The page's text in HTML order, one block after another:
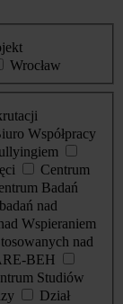
Wrocław
Współpracy
Centrum
Badań
nad
Wspieraniem
nad
BEH
Studiów
Dział